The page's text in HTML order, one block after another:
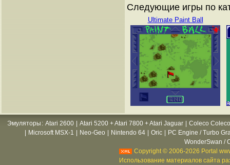
Следующие игры по
Ultimate Paint Ball
Эмуляторы : Atari 2600 Atari 5200 + Atari 7800 + Atari Jaguar
Coleco
Microsoft MSX-1 Neo-Geo Nintendo 64 Oric
PC Engine / Turbo
WonderSwan /
Copyright © 2006-2026 Portal
Использование материалов сайта